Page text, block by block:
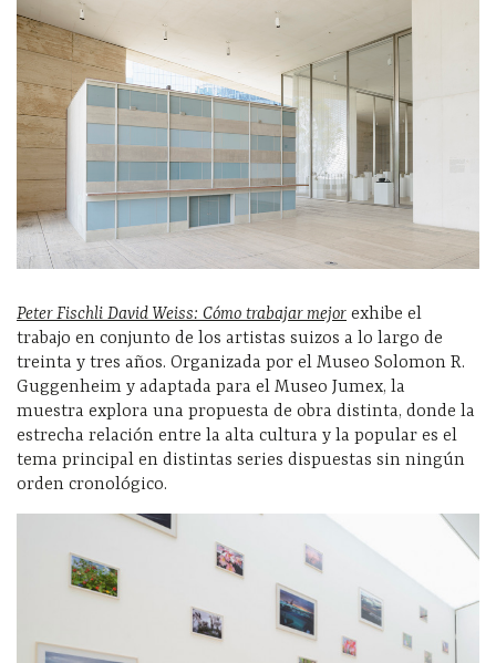
Peter Fischli David Weiss: Cómo trabajar mejor exhibe el
trabajo en conjunto de los artistas suizos a lo largo de
treinta y tres años. Organizada por el Museo Solomon R.
Guggenheim y adaptada para el Museo Jumex, la
muestra explora una propuesta de obra distinta, donde la
estrecha relación entre la alta cultura y la popular es el
tema principal en distintas series dispuestas sin ningún
orden cronológico.